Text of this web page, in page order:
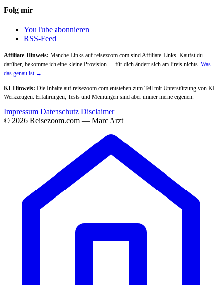
Folg mir
YouTube abonnieren
RSS-Feed
Affiliate-Hinweis: Manche Links auf reisezoom.com sind Affiliate-Links. Kaufst du
darüber, bekomme ich eine kleine Provision — für dich ändert sich am Preis nichts. Was
das genau ist →
KI-Hinweis: Die Inhalte auf reisezoom.com entstehen zum Teil mit Unterstützung von KI-
Werkzeugen. Erfahrungen, Tests und Meinungen sind aber immer meine eigenen.
Impressum Datenschutz Disclaimer
© 2026 Reisezoom.com — Marc Arzt